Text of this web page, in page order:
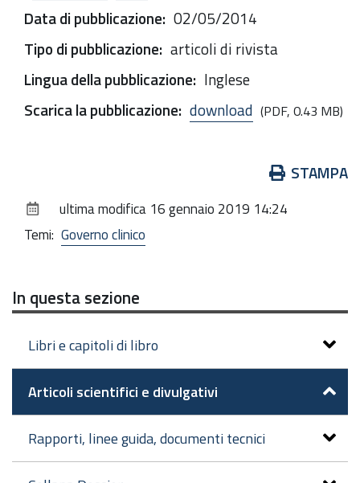
Data di pubblicazione: 02/05/2014
Tipo di pubblicazione: articoli di rivista
Lingua della pubblicazione: Inglese
Scarica la pubblicazione: download (PDF, 0.43 MB)
documento
STAMPA
ultima modifica 16 gennaio 2019 14:24
Temi: Governo clinico
In questa sezione
Libri e capitoli di libro
Articoli scientifici e divulgativi
Rapporti, linee guida, documenti tecnici